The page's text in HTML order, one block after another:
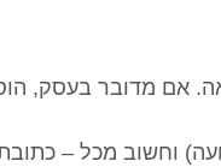
אם מדובר בעסק,
וחשוב מכל – כתובת